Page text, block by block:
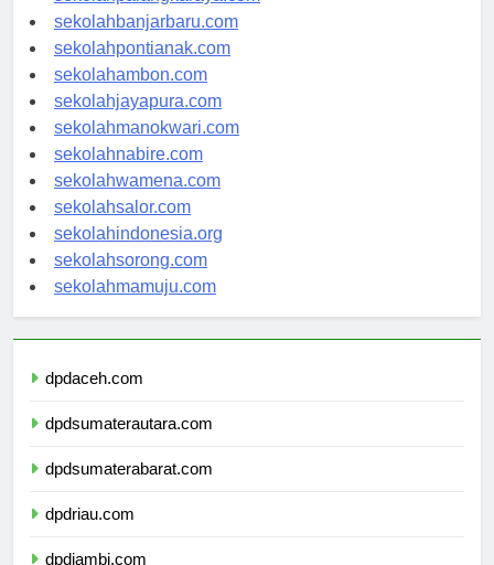
sekolahpalangkaraya.com
sekolahbanjarbaru.com
sekolahpontianak.com
sekolahambon.com
sekolahjayapura.com
sekolahmanokwari.com
sekolahnabire.com
sekolahwamena.com
sekolahsalor.com
sekolahindonesia.org
sekolahsorong.com